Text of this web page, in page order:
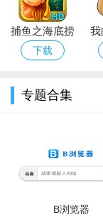
捕鱼之海底捞
经典版下载官
下载
我
专题合集
B浏览器